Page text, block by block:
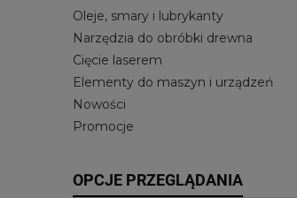
Oleje, smary i lubrykanty
Narzędzia do obróbki drewna
Cięcie laserem
Elementy do maszyn i urządzeń
Nowości
Promocje
OPCJE PRZEGLĄDANIA